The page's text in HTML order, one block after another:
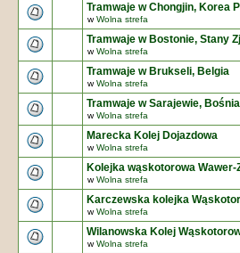
Tramwaje w Chongjin, Korea
wWolna strefa
Tramwaje w Bostonie, Stany
wWolna strefa
Tramwaje w Brukseli, Belgia
wWolna strefa
Tramwaje w Sarajewie,
wWolna strefa
Marecka Kolej Dojazdowa
wWolna strefa
Kolejka wąskotorowa Wawer-
wWolna strefa
Karczewska kolejka
wWolna strefa
Wilanowska Kolej
wWolna strefa